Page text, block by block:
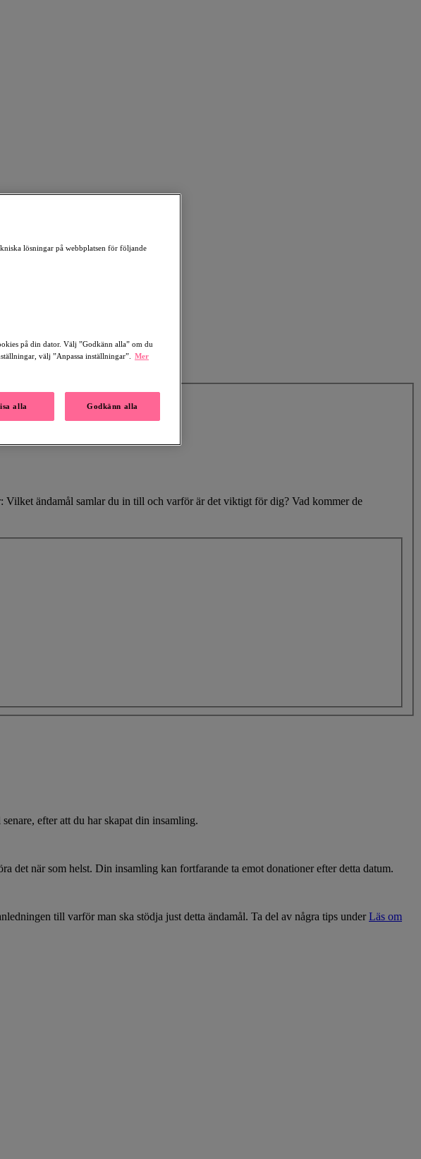
Vilket ändamål samlar du in till och varför är det viktigt för dig? Vad kommer de
efter att du har skapat din insamling.
det när som helst. Din insamling kan fortfarande ta emot donationer efter detta datum.
till varför man ska stödja just detta ändamål. Ta del av några tips underLäs om
lösningar på webbplatsen för följande
på din dator. Välj ”Godkänn alla” om du
välj ”Anpassa inställningar”.
Mer
alla Godkänn alla